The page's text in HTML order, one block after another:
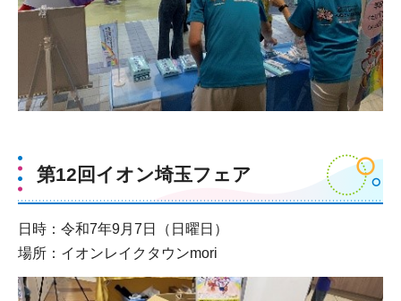
第12回イオン埼玉フェア
日時：令和7年9月7日（日曜日）
場所：イオンレイクタウンmori